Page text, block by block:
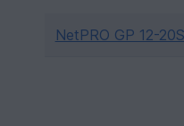
NetPRO GP 12-